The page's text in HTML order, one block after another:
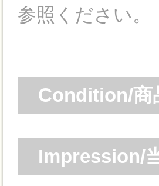
参照ください。
Condition/商
Impression/